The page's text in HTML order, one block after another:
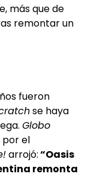
más que de
remontar un
fueron
se haya
Globo
por el
arrojó:“Oasis
remonta